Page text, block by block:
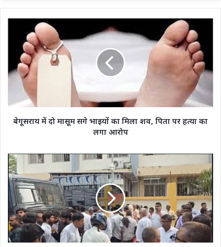
भाइयों
शव,
पिता
लगा
आरोप
बेगूसराय में दो मासूम सगे भाइयों का मिला शव, पिता पर हत्या का
लगा आरोप
बिहार
के
गोपालगंज
में
कोर्ट
में
पेशी
पर
आए